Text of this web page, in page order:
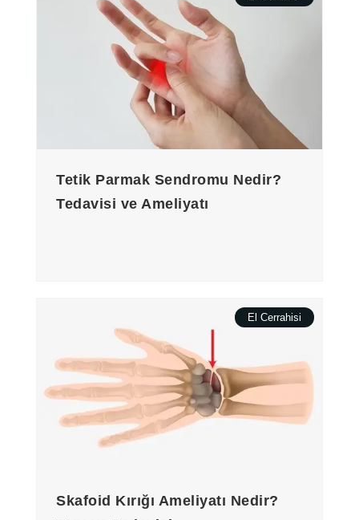
Tetik Parmak Sendromu Nedir?
Tedavisi ve Ameliyatı
El Cerrahisi
Skafoid Kırığı Ameliyatı Nedir?